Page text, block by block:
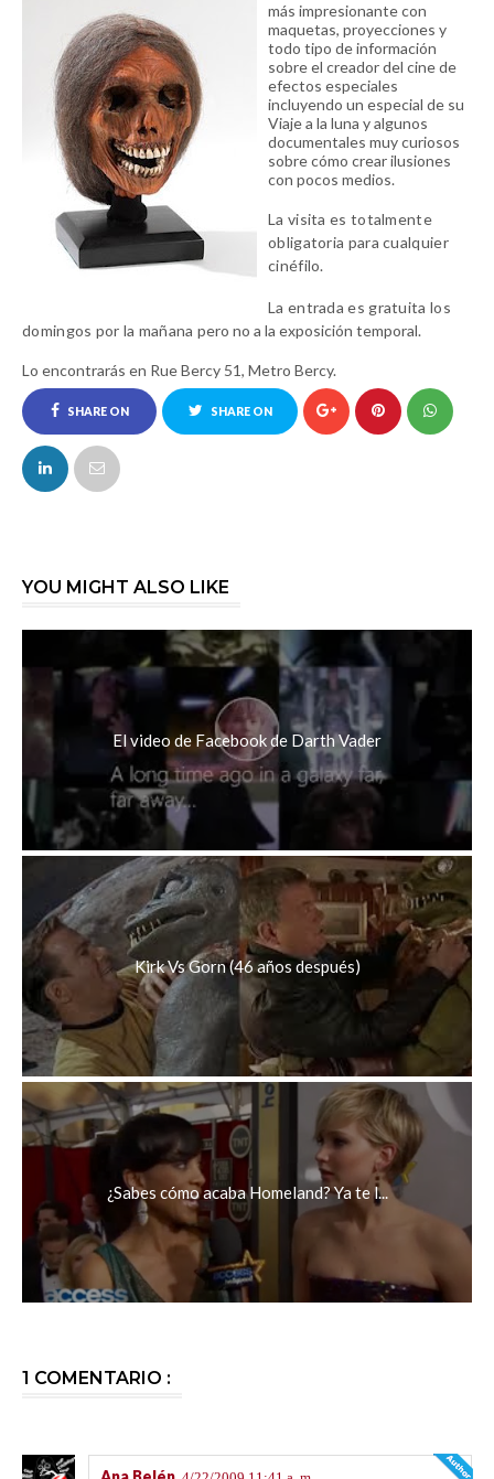
más impresionante con
maquetas, proyecciones y
todo tipo de información
sobre el creador del cine de
efectos especiales
incluyendo un especial de su
Viaje a la luna y algunos
documentales muy curiosos
sobre cómo crear ilusiones
con pocos medios.
La visita es totalmente
obligatoria para cualquier
cinéfilo.
La entrada es gratuita los
domingos por la mañana pero no a la exposición temporal.
Lo encontrarás en Rue Bercy 51, Metro Bercy.
SHARE ON
FACEBOOK
SHARE ON
YOU MIGHT ALSO LIKE
El video de Facebook de Darth Vader
Kirk Vs Gorn (46 años después)
¿Sabes cómo acaba Homeland? Ya te l...
1 COMENTARIO :